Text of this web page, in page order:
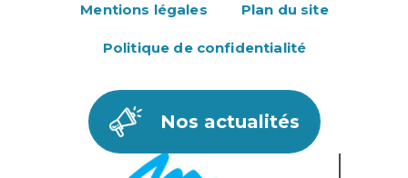
Mentions légales Plan du site
Politique de confidentialité
Nos actualités